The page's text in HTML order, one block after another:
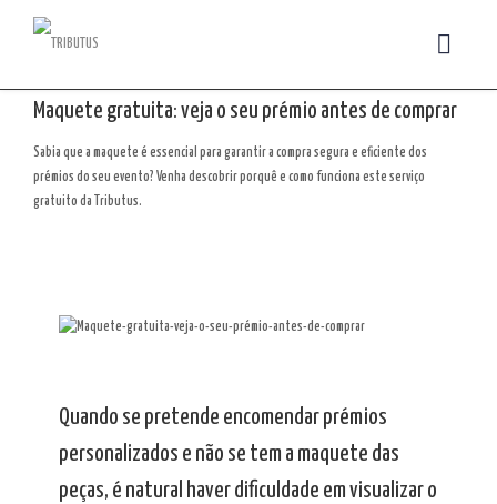
Maquete gratuita: veja o seu prémio antes de comprar
Sabia que a maquete é essencial para garantir a compra segura e eficiente dos
prémios do seu evento? Venha descobrir porquê e como funciona este serviço
gratuito da Tributus.
Quando se pretende encomendar prémios
personalizados e não se tem a maquete das
peças, é natural haver dificuldade em visualizar o